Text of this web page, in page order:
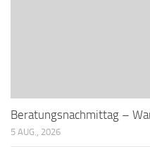
Beratungsnachmittag –
5 AUG., 2026